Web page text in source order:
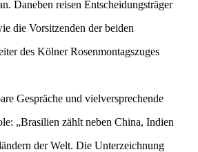
Daneben reisen Entscheidungsträger
die Vorsitzenden der beiden
des Kölner Rosenmontagszuges
Gespräche und vielversprechende
„Brasilien zählt neben China, Indien
der Welt. Die Unterzeichnung